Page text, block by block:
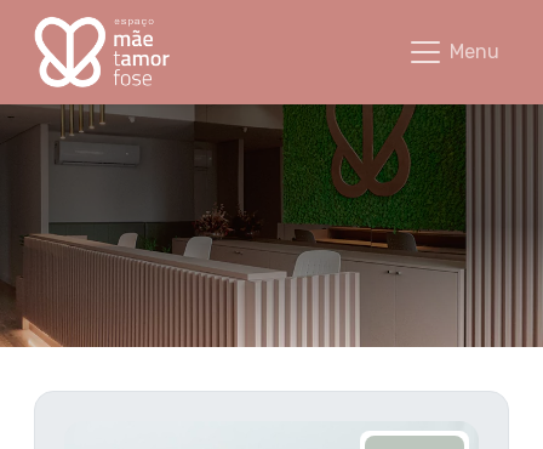
Hannah Riff - Espaço Mãetamorfose
Menu